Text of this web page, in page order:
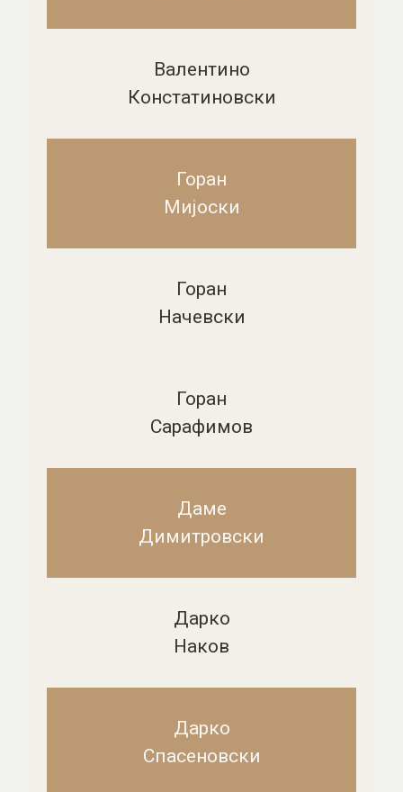
Валентино
Констатиновски
Горан
Мијоски
Горан
Начевски
Горан
Сарафимов
Даме
Димитровски
Дарко
Наков
Дарко
Спасеновски